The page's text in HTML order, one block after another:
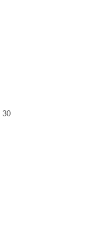
30